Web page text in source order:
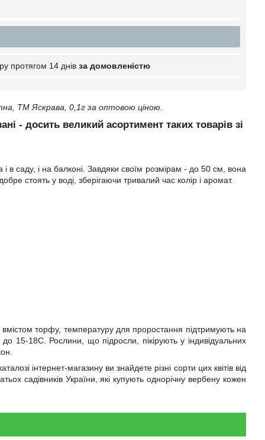
протягом 14 днів за домовленістю
ТМ Яскрава, 0,1г за оптовою ціною.
- досить великий асортимент таких товарів зі
в саду, і на балконі. Завдяки своїм розмірам - до 50 см, вона
стоять у воді, зберігаючи тривалий час колір і аромат.
торфу, температуру для проростання підтримують на
15-18С. Рослини, що підросли, пікірують у індивідуальних
інтернет-магазину ви знайдете різні сорти цих квітів від
садівників України, які купують однорічну вербену кожен